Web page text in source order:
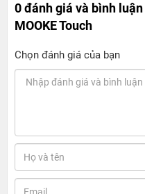
0 đánh giá và bình luận
MOOKE Touch
Chọn đánh giá của bạn